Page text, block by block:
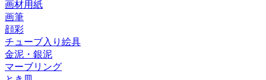
画材用紙
画筆
顔彩
チューブ入り絵具
金泥・銀泥
マーブリング